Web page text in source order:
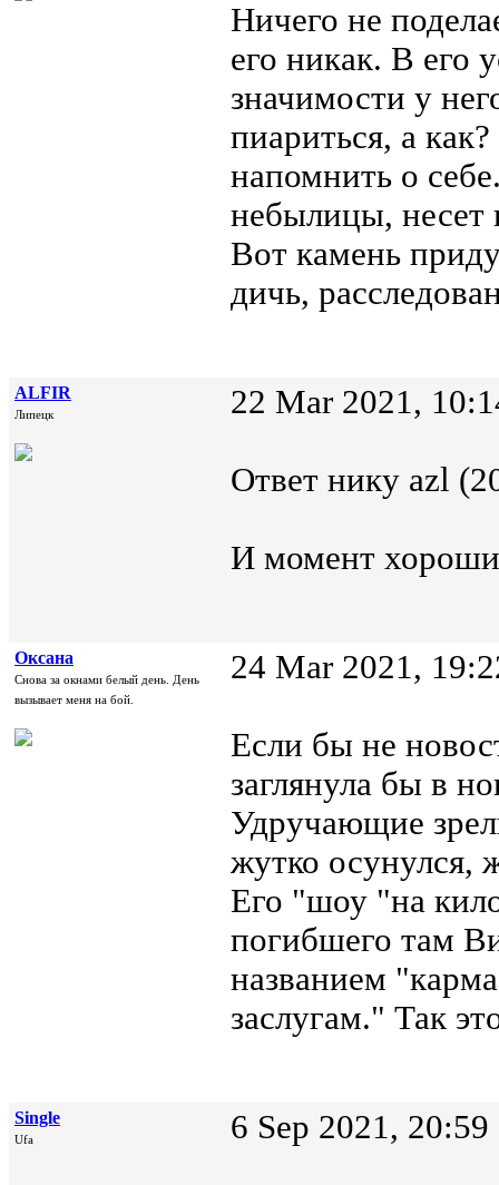
Ничего не
его никак. В его
значимости у
пиариться, а
напомнить о
небылицы, несет
Вот камень
дичь,
ALFIR
Липецк 22 Mar 2021,
Ответ нику azl
И момент
Oксана
Снова за окнами белый день. День
вызывает меня на бой.
24 Mar 2021,
Если бы не
заглянула бы в
Удручающие
жутко осунулся,
Его "шоу "на
погибшего там
названием
заслугам." Так
Single
Ufa 6 Sep 2021, 20:59